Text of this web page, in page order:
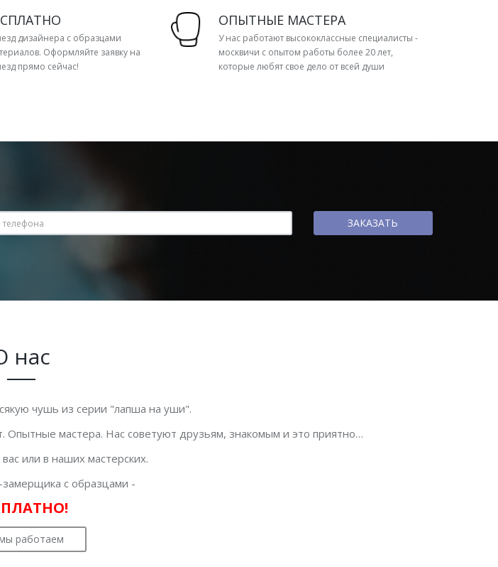
дизайнера с образцами
Оформляйте заявку на
прямо сейчас!
ОПЫТНЫЕ МАСТЕРА
У нас работают высококлассные специалисты -
москвичи с опытом работы более 20 лет,
которые любят свое дело от всей души
нас
чушь из серии "лапша на уши".
мастера. Нас советуют друзьям, знакомым и это приятно…
или в наших мастерских.
с образцами -
работаем